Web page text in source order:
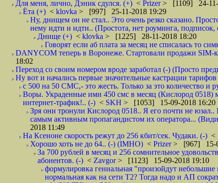
Для меня, лично, Дэник сдулся. (+) < Prizer> [1109] 24-11-
Ёта (+) < klovka > [997] 25-11-2018 19:29
Ну, днищем он не стал.. Это очень резко сказано.
нему идти и идти.. (Простота, нет роуминга,
Днище (+) < klovka > [1225] 28-11-2018 18:20
Говорят если аб плата за месяц не списалась то
DANYCOM теперь в Воронеже. Стартовали продажи SIM-
18:02
Переход со своим номером вроде заработал (-) (Просто
Ну вот и начались первые значительные кастрации
с 500 на 50 СМС,- это жесть. Только за это количество и
Воры. Украденные ими 450 смс в месяц (Кислород 0518)
интернет-трафик!.. (-) < SKH > [1053] 15-09-2018 16:20
Зря они тронули Кислород 0518.. Я его почти не
самым активным пропагандистом их оператора...
2018 11:49
На Ксеноне скорость режут до 256 кбит/сек. Чудаки. (-) <
Хорошо хоть не до 64.. (-) (IMHO) < Prizer> [967] 15-
За 700 рублей в месяц и 256 сомнительное
абонентов. (-) < Zavgor> [1123] 15-09-2018 19:10
формулировка гениальная "произойдут небольшие
нормальная как на сети Т2? Тогда надо и АП